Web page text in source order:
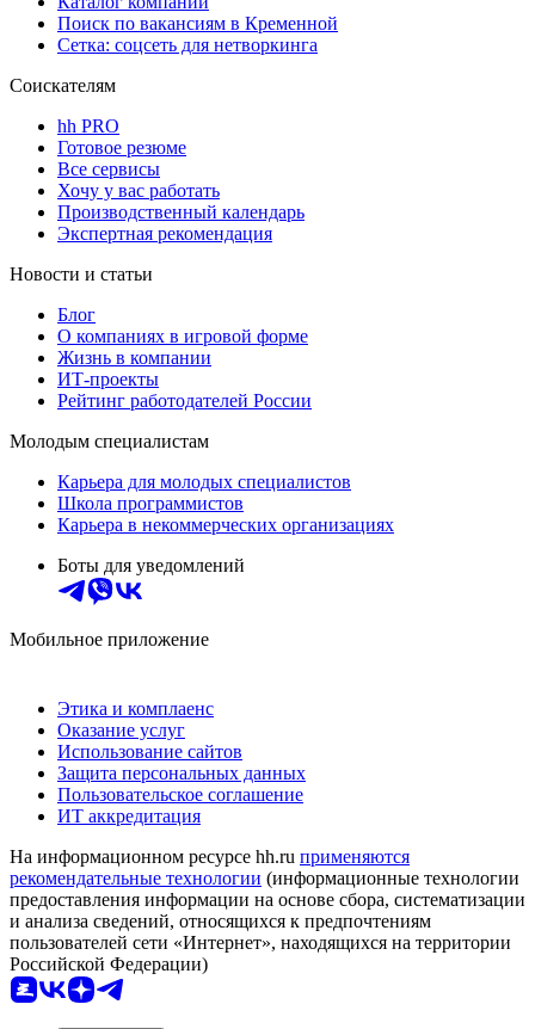
Поиск по вакансиям в Кременной
Сетка: соцсеть для нетворкинга
Соискателям
hh PRO
Готовое резюме
Все сервисы
Хочу у вас работать
Производственный календарь
Экспертная рекомендация
Новости и статьи
Блог
О компаниях в игровой форме
Жизнь в компании
ИТ-проекты
Рейтинг работодателей России
Молодым специалистам
Карьера для молодых специалистов
Школа программистов
Карьера в некоммерческих организациях
Боты для уведомлений
Мобильное приложение
Этика и комплаенс
Оказание услуг
Использование сайтов
Защита персональных данных
Пользовательское соглашение
ИТ аккредитация
На информационном ресурсе hh.ru применяются
рекомендательные технологии (информационные технологии
предоставления информации на основе сбора, систематизации
и анализа сведений, относящихся к предпочтениям
пользователей сети «Интернет», находящихся на территории
Российской Федерации)